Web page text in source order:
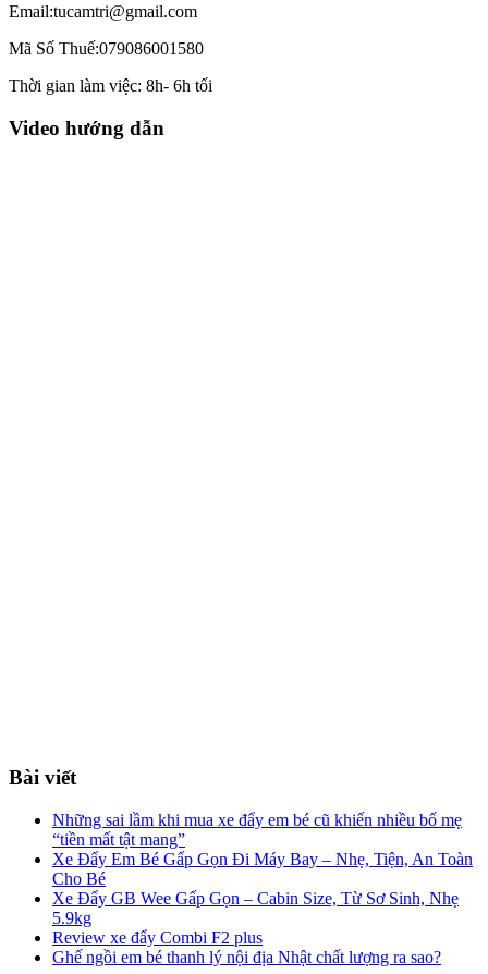
Email:tucamtri@gmail.com
Mã Số Thuế:079086001580
Thời gian làm việc: 8h- 6h tối
Video hướng dẫn
Bài viết
Những sai lầm khi mua xe đẩy em bé cũ khiến nhiều bố mẹ
“tiền mất tật mang”
Xe Đẩy Em Bé Gấp Gọn Đi Máy Bay – Nhẹ, Tiện, An Toàn
Cho Bé
Xe Đẩy GB Wee Gấp Gọn – Cabin Size, Từ Sơ Sinh, Nhẹ
5.9kg
Review xe đẩy Combi F2 plus
Ghế ngồi em bé thanh lý nội địa Nhật chất lượng ra sao?